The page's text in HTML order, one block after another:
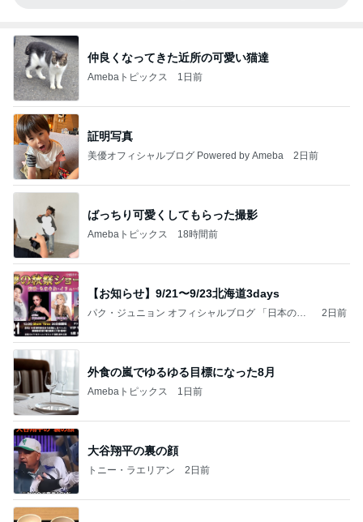
仲良くなってきた近所の可愛い猫達
Amebaトピックス 1日前
証明写真
美優オフィシャルブログ Powered by Ameba 2日前
ばっちり可愛くしてもらった撮影
Amebaトピックス 18時間前
【お知らせ】9/21〜9/23北海道3days
パク・ジュニョン オフィシャルブログ 「日本の
2日前
外食の嵐でゆるゆる目標になった8月
Amebaトピックス 1日前
大谷翔平の裏の顔
トニー・ラエリアン 2日前